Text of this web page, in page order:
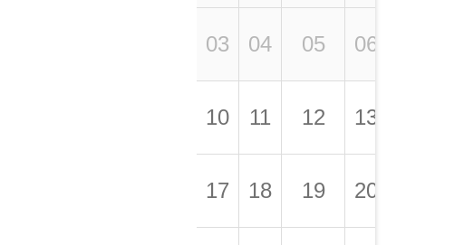
03 04 05 06
10 11 12 13
17 18 19 20